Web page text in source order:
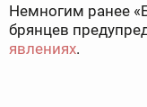
Немногим ранее
брянцев
явлениях.